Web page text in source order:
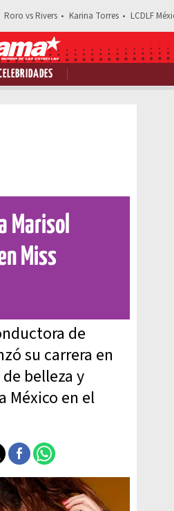
Roro vs Rivers Karina Torres LCDLF
Comparte esta noticia
Marisol
Miss
de
su carrera en
belleza y
México en el